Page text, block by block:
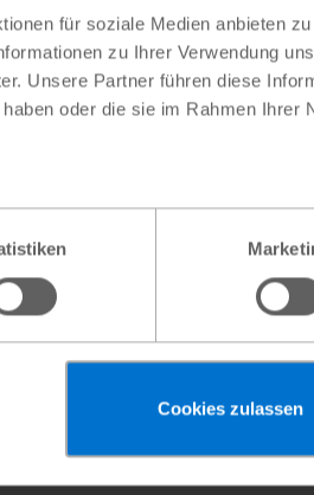
für soziale Medien anbieten
zu Ihrer Verwendung
Unsere Partner führen diese
oder die sie im Rahmen Ihrer
Cookies zulassen